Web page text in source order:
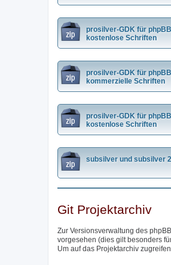
prosilver-GDK für
kostenlose Schriften
prosilver-GDK für
kommerzielle Schriften
prosilver-GDK für
kostenlose Schriften
subsilver und subsilver
Git Projektarchiv
Zur Versionsverwaltung des
vorgesehen (dies gilt besonders
Um auf das Projektarchiv